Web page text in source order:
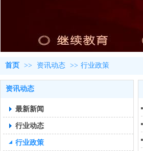
首页 >> 资讯动态 >> 行业政策
资讯动态
最新新闻
行业动态
行业政策